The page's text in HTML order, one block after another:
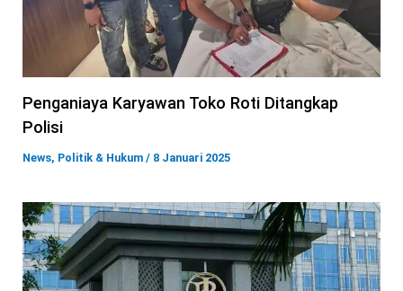
Penganiaya Karyawan Toko Roti Ditangkap
Polisi
News, Politik & Hukum / 8 Januari 2025